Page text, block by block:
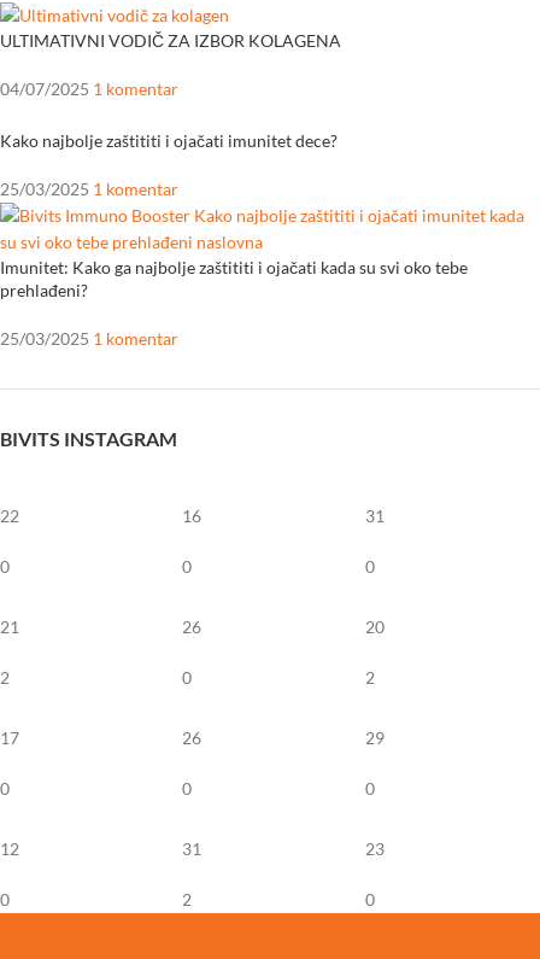
ULTIMATIVNI VODIČ ZA IZBOR KOLAGENA
04/07/2025 1 komentar
Kako najbolje zaštititi i ojačati imunitet dece?
25/03/2025 1 komentar
Imunitet: Kako ga najbolje zaštititi i ojačati kada su svi oko tebe
prehlađeni?
25/03/2025 1 komentar
BIVITS INSTAGRAM
22
0
16
0
31
0
21
2
26
0
20
2
17
0
26
0
29
0
12
0
31
2
23
0